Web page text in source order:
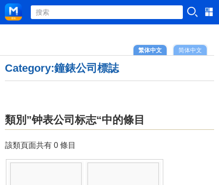
简体中文
繁体中文
Category:鐘錶公司標誌
類別”钟表公司标志“中的條目
該類頁面共有 0 條目